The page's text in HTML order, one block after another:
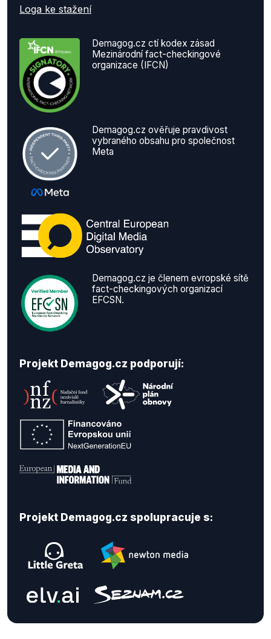
Loga ke stažení
Demagog.cz ctí kodex zásad
Mezinárodní fact-checkingové
organizace (IFCN)
Demagog.cz ověřuje pravdivost
vybraného obsahu pro společnost
Meta
Demagog.cz je členem evropské sítě
fact-checkingových organizací
EFCSN.
Projekt Demagog.cz podporují:
Projekt Demagog.cz spolupracuje s: